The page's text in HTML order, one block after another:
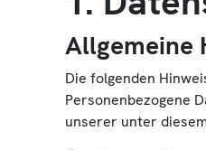
Allgemeine
Die folgenden
Personenbezogene
unserer unter